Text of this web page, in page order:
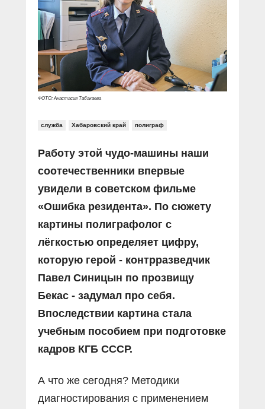
Социальные ролики
Документальные фильмы
Прямой разговор
В знании сила
Специальный репортаж
КиберПОСТОВОЙ
Газета «Щит и меч»
Журнал «Полиция России»
О ПОРТАЛЕ
Контакты
Вакансии
ФОТО: Анастасия Табакаева
служба Хабаровский край полиграф
Работу этой чудо-машины наши
соотечественники впервые
увидели в советском фильме
«Ошибка резидента». По сюжету
картины полиграфолог с
лёгкостью определяет цифру,
которую герой - контрразведчик
Павел Синицын по прозвищу
Бекас - задумал про себя.
Впоследствии картина стала
учебным пособием при подготовке
кадров КГБ СССР.
А что же сегодня? Методики
диагностирования с применением